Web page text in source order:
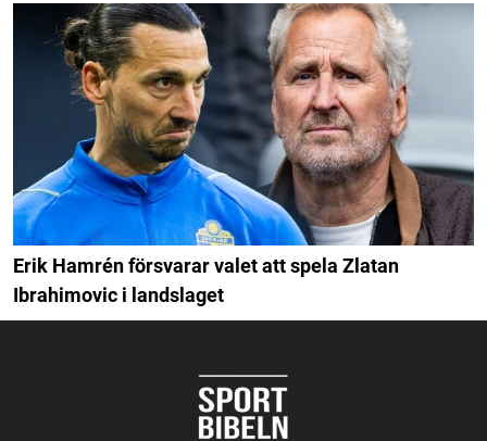
Erik Hamrén försvarar valet att spela Zlatan
Ibrahimovic i landslaget